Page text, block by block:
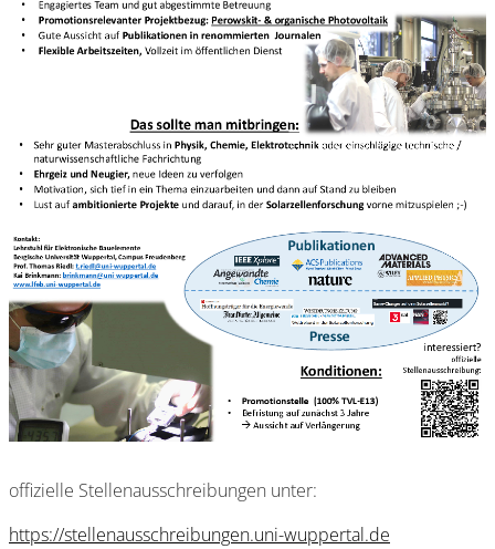
offizielle Stellenausschreibungen unter:
https://stellenausschreibungen.uni-wuppertal.de